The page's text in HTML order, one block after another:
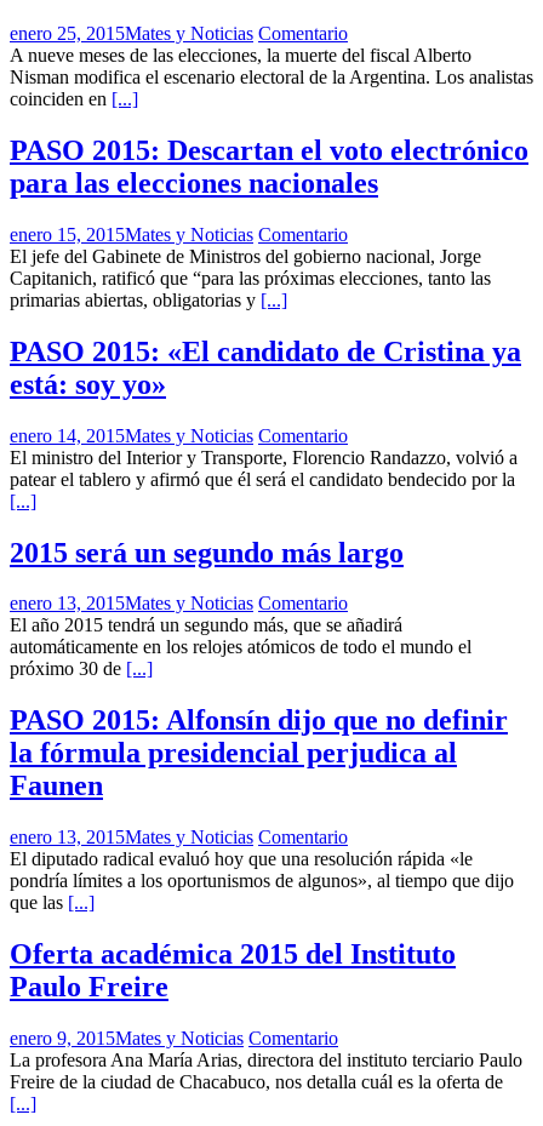
enero 25, 2015Mates y Noticias Comentario
A nueve meses de las elecciones, la muerte del fiscal Alberto
Nisman modifica el escenario electoral de la Argentina. Los analistas
coinciden en [...]
PASO 2015: Descartan el voto electrónico
para las elecciones nacionales
enero 15, 2015Mates y Noticias Comentario
El jefe del Gabinete de Ministros del gobierno nacional, Jorge
Capitanich, ratificó que “para las próximas elecciones, tanto las
primarias abiertas, obligatorias y [...]
PASO 2015: «El candidato de Cristina ya
está: soy yo»
enero 14, 2015Mates y Noticias Comentario
El ministro del Interior y Transporte, Florencio Randazzo, volvió a
patear el tablero y afirmó que él será el candidato bendecido por la
[...]
2015 será un segundo más largo
enero 13, 2015Mates y Noticias Comentario
El año 2015 tendrá un segundo más, que se añadirá
automáticamente en los relojes atómicos de todo el mundo el
próximo 30 de [...]
PASO 2015: Alfonsín dijo que no definir
la fórmula presidencial perjudica al
Faunen
enero 13, 2015Mates y Noticias Comentario
El diputado radical evaluó hoy que una resolución rápida «le
pondría límites a los oportunismos de algunos», al tiempo que dijo
que las [...]
Oferta académica 2015 del Instituto
Paulo Freire
enero 9, 2015Mates y Noticias Comentario
La profesora Ana María Arias, directora del instituto terciario Paulo
Freire de la ciudad de Chacabuco, nos detalla cuál es la oferta de
[...]